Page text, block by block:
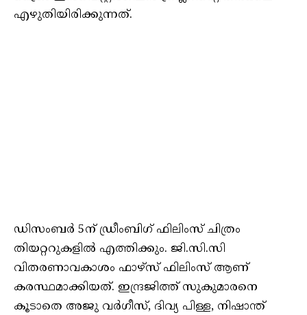
എഴുതിയിരിക്കുന്നത്.
ഡിസംബർ 5ന് ഡ്രീംബിഗ് ഫിലിംസ് ചിത്രം
തിയറ്ററുകളിൽ എത്തിക്കും. ജി.സി.സി
വിതരണാവകാശം ഫാഴ്സ് ഫിലിംസ് ആണ്
കരസ്ഥമാക്കിയത്. ഇന്ദ്രജിത്ത് സുകുമാരനെ
കൂടാതെ അജു വർഗീസ്, ദിവ്യ പിള്ള, നിഷാന്ത്